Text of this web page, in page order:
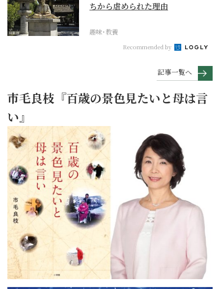
ちから虐められた理由
趣味･教養
Recommended by
記事一覧へ
市毛良枝『百歳の景色見たいと母は言
い』